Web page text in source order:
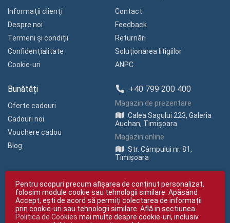
Informaţii clienţi
Despre noi
Termeni și condiții
Confidenţialitate
Cookie-uri
Contact
Feedback
Returnări
Soluționarea litigiilor
ANPC
Bunătăți
Oferte cadouri
Cadouri noi
Vouchere cadou
Blog
+40 799 200 400
Magazin de prezentare
Calea Sagului 223, Galeria
Auchan, Timișoara
Magazin online
Str. Câmpului nr. 81,
Timișoara
Copyright © giftexpress.ro | Toate drepturile rezervate
Pentru scopuri precum afișarea de conținut personalizat,
folosim module cookie sau tehnologii similare. Apăsând
Accept, ești de acord să permiți colectarea de informații
prin cookie-uri sau tehnologii similare. Află in sectiunea
Politica de Cookies mai multe despre cookie-uri, inclusiv